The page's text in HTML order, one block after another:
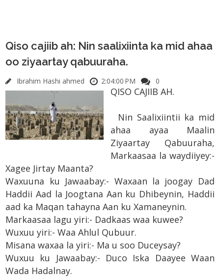
Qiso cajiib ah: Nin saalixiinta ka mid ahaa
oo ziyaartay qabuuraha.
Ibrahim Hashi ahmed 2:04:00 PM 0
QISO CAJIIB AH.
Nin Saalixiintii ka mid
ahaa ayaa Maalin
Ziyaartay Qabuuraha,
Markaasaa la waydiiyey:-
Xagee Jirtay Maanta?
Waxuuna ku Jawaabay:- Waxaan la joogay Dad
Haddii Aad la Joogtana Aan ku Dhibeynin, Haddii
aad ka Maqan tahayna Aan ku Xamaneynin.
Markaasaa lagu yiri:- Dadkaas waa kuwee?
Wuxuu yiri:- Waa Ahlul Qubuur.
Misana waxaa la yiri:- Ma u soo Duceysay?
Wuxuu ku Jawaabay:- Duco Iska Daayee Waan
Wada Hadalnay.